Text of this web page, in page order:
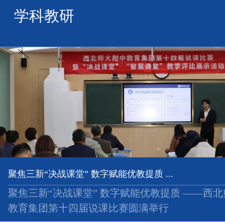
学科教研
聚焦三新“决战课堂” 数字赋能优教提质 ...
聚焦三新“决战课堂” 数字赋能优教提质 ——西北
教育集团第十四届说课比赛圆满举行